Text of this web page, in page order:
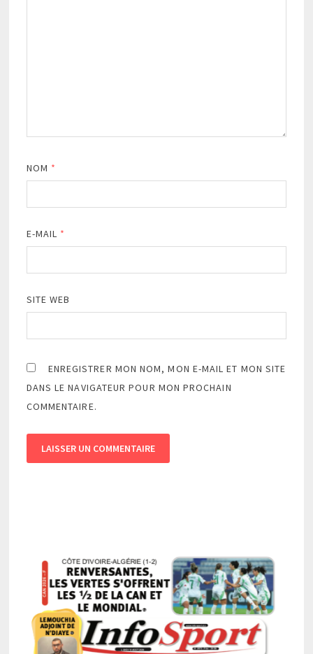
NOM *
E-MAIL *
SITE WEB
ENREGISTRER MON NOM, MON E-MAIL ET MON SITE
DANS LE NAVIGATEUR POUR MON PROCHAIN
COMMENTAIRE.